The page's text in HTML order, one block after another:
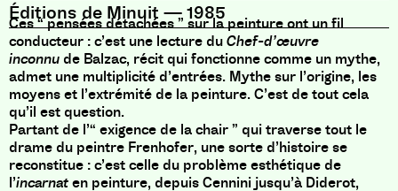
Éditions de Minuit —1985
Ces “ pensées détachées ” sur la peinture ont un fil
conducteur : c’est une lecture duChef-d’œuvre
inconnu de Balzac, récit qui fonctionne comme un mythe,
admet une multiplicité d’entrées. Mythe sur l’origine, les
moyens et l’extrémité de la peinture. C’est de tout cela
qu’il est question.
Partant de l’“ exigence de la chair ” qui traverse tout le
drame du peintre Frenhofer, une sorte d’histoire se
reconstitue : c’est celle du problème esthétique de
l’incarnaten peinture, depuis Cennini jusqu’à Diderot,